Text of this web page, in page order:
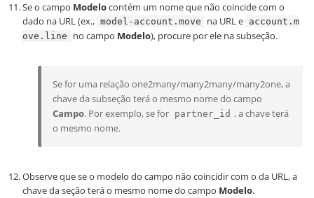
Se o campo Modelocontém um nome que não coincide com o
dado na URL (ex., model-account.move na URL e account.m
ove.line
no campo Modelo), procure por ele na subseção.
Se for uma relação one2many/many2many/many2one, a
chave da subseção terá o mesmo nome do campo
Campo. Por exemplo, se for partner_id , a chave terá
o mesmo nome.
Observe que se o modelo do campo não coincidir com o da URL, a
chave da seção terá o mesmo nome do campo Modelo.